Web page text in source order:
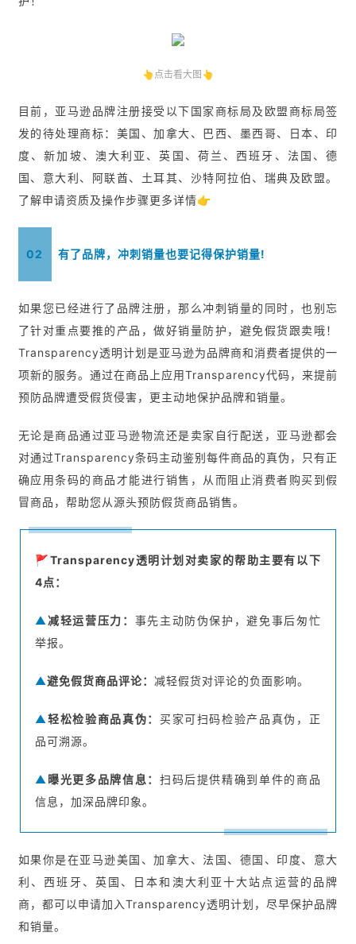
👆点击看大图👆
目前，亚马逊品牌注册接受以下国家商标局及欧盟商标局签
发的待处理商标：美国、加拿大、巴西、墨西哥、日本、印
度、新加坡、澳大利亚、英国、荷兰、西班牙、法国、德
国、意大利、阿联酋、土耳其、沙特阿拉伯、瑞典及欧盟。
了解申请资质及操作步骤更多详情👉
02 有了品牌，冲刺销量也要记得保护销量!
如果您已经进行了品牌注册，那么冲刺销量的同时，也别忘
了针对重点要推的产品，做好销量防护，避免假货跟卖哦！
Transparency透明计划是亚马逊为品牌商和消费者提供的一
项新的服务。通过在商品上应用Transparency代码，来提前
预防品牌遭受假货侵害，更主动地保护品牌和销量。
无论是商品通过亚马逊物流还是卖家自行配送，亚马逊都会
对通过Transparency条码主动鉴别每件商品的真伪，只有正
确应用条码的商品才能进行销售，从而阻止消费者购买到假
冒商品，帮助您从源头预防假货商品销售。
🚩Transparency透明计划对卖家的帮助主要有以下
4点：
▲减轻运营压力： 事先主动防伪保护，避免事后匆忙
举报。
▲避免假货商品评论：减轻假货对评论的负面影响。
▲轻松检验商品真伪： 买家可扫码检验产品真伪，正
品可溯源。
▲ 曝光更多品牌信息： 扫码后提供精确到单件的商品
信息，加深品牌印象。
如果你是在亚马逊美国、加拿大、法国、德国、印度、意大
利、西班牙、英国、日本和澳大利亚十大站点运营的品牌
商，都可以申请加入Transparency透明计划，尽早保护品牌
和销量。